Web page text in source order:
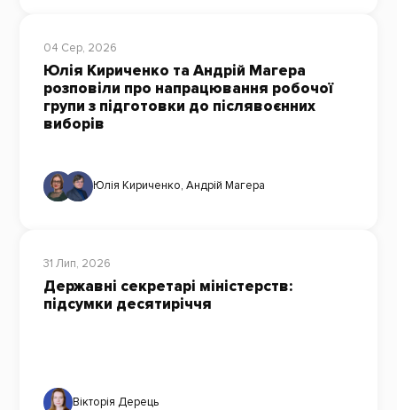
04 Сер, 2026
Юлія Кириченко та Андрій Магера
розповіли про напрацювання робочої
групи з підготовки до післявоєнних
виборів
Юлія Кириченко, Андрій Магера
31 Лип, 2026
Державні секретарі міністерств:
підсумки десятиріччя
Вікторія Дерець